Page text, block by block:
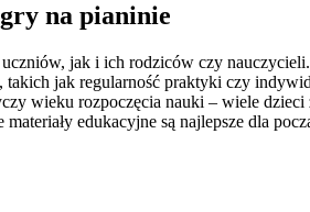
na pianinie
jak i ich rodziców czy
jak regularność praktyki czy
wieku rozpoczęcia nauki – wiele
edukacyjne są najlepsze dla